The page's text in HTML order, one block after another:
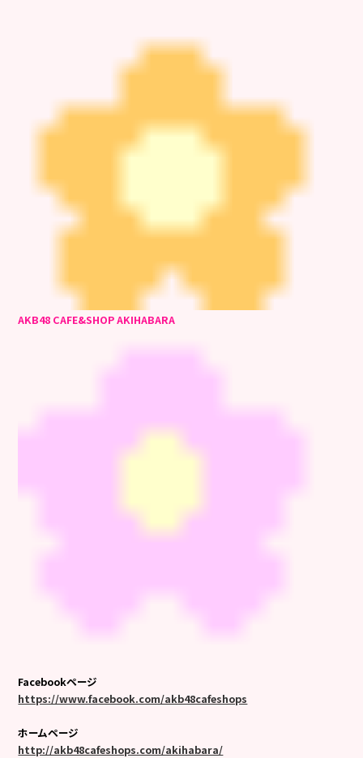
AKB48 CAFE&SHOP AKIHABARA
Facebookページ
https://www.facebook.com/akb48cafeshops
ホームページ
http://akb48cafeshops.com/akihabara/